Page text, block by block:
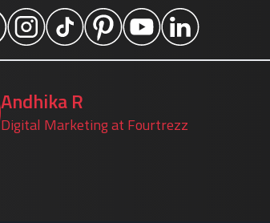
Andhika R
Digital Marketing at Fourtrezz